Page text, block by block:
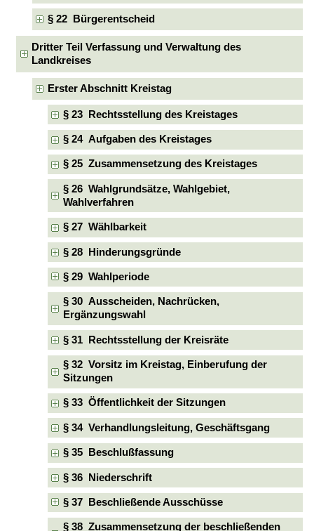
§ 22 Bürgerentscheid
Dritter Teil Verfassung und Verwaltung des
Landkreises
Erster Abschnitt Kreistag
§ 23 Rechtsstellung des Kreistages
§ 24 Aufgaben des Kreistages
§ 25 Zusammensetzung des Kreistages
§ 26 Wahlgrundsätze, Wahlgebiet,
Wahlverfahren
§ 27 Wählbarkeit
§ 28 Hinderungsgründe
§ 29 Wahlperiode
§ 30 Ausscheiden, Nachrücken,
Ergänzungswahl
§ 31 Rechtsstellung der Kreisräte
§ 32 Vorsitz im Kreistag, Einberufung der
Sitzungen
§ 33 Öffentlichkeit der Sitzungen
§ 34 Verhandlungsleitung, Geschäftsgang
§ 35 Beschlußfassung
§ 36 Niederschrift
§ 37 Beschließende Ausschüsse
§ 38 Zusammensetzung der beschließenden